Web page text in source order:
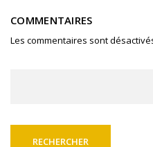
COMMENTAIRES
Les commentaires sont